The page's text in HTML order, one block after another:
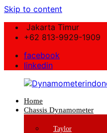
Skip to content
Jakarta Timur
+62 813-9929-1909
facebook
linkedin
Dynamometerindonesia.com
Home
Chassis Dynamometer
Taylor